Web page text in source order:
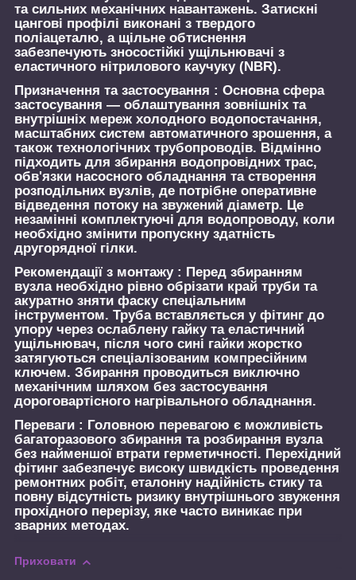
та сильних механічних навантажень. Затискні
цангові профілі виконані з твердого
поліацеталю, а щільне обтиснення
забезпечують зносостійкі ущільнювачі з
еластичного нітрилового каучуку (NBR).
Призначення та застосування : Основна сфера
застосування — облаштування зовнішніх та
внутрішніх мереж холодного водопостачання,
масштабних систем автоматичного зрошення, а
також технологічних трубопроводів. Відмінно
підходить для збирання водопровідних трас,
обв'язки насосного обладнання та створення
розподільних вузлів, де потрібне оперативне
відведення потоку на звужений діаметр. Це
незамінні комплектуючі для водопроводу, коли
необхідно змінити пропускну здатність
другорядної гілки.
Рекомендації з монтажу : Перед збиранням
вузла необхідно рівно обрізати край труби та
акуратно зняти фаску спеціальним
інструментом. Труба вставляється у фітинг до
упору через ослаблену гайку та еластичний
ущільнювач, після чого сині гайки жорстко
затягуються спеціалізованим компресійним
ключем. Збирання проводиться виключно
механічним шляхом без застосування
дороговартісного нагрівального обладнання.
Переваги : Головною перевагою є можливість
багаторазового збирання та розбирання вузла
без найменшої втрати герметичності. Перехідний
фітинг забезпечує високу швидкість проведення
ремонтних робіт, еталонну надійність стику та
повну відсутність ризику внутрішнього звуження
прохідного перерізу, яке часто виникає при
зварних методах.
Приховати